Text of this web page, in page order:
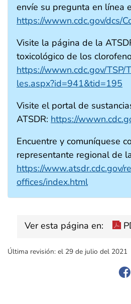
envíe su pregunta en línea
https://wwwn.cdc.gov/dcs/
Visite la página de la
toxicológico de los
https://wwwn.cdc.gov/TSP/
les.aspx?id=941&tid=195
Visite el portal de
ATSDR: https://
Encuentre y comuníquese
representante regional de
https://www.atsdr.cdc.gov/
offices/index.html
Ver esta página en:
Última revisión: el 29 de julio del 2021